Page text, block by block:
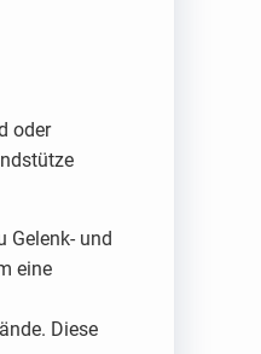
oder
Gelenk- und
eine
Diese